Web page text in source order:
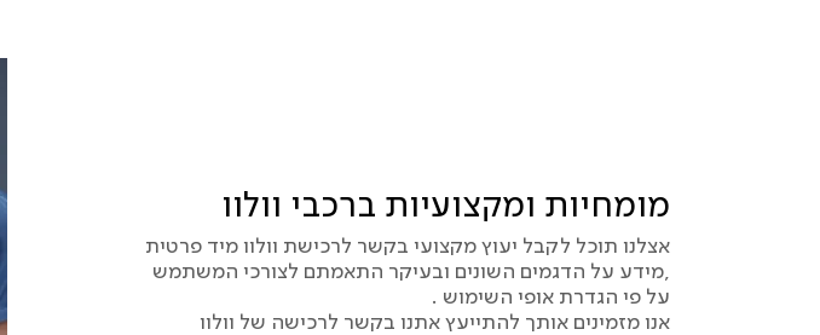
מומחיות ומקצועיות ברכבי וולוו
אצלנו תוכל לקבל יעוץ מקצועי בקשר לרכישת וולוו מיד פרטית
,מידע על הדגמים השונים ובעיקר התאמתם לצורכי המשתמש
על פי הגדרת אופי השימוש .
אנו מזמינים אותך להתייעץ אתנו בקשר לרכישה של וולוו